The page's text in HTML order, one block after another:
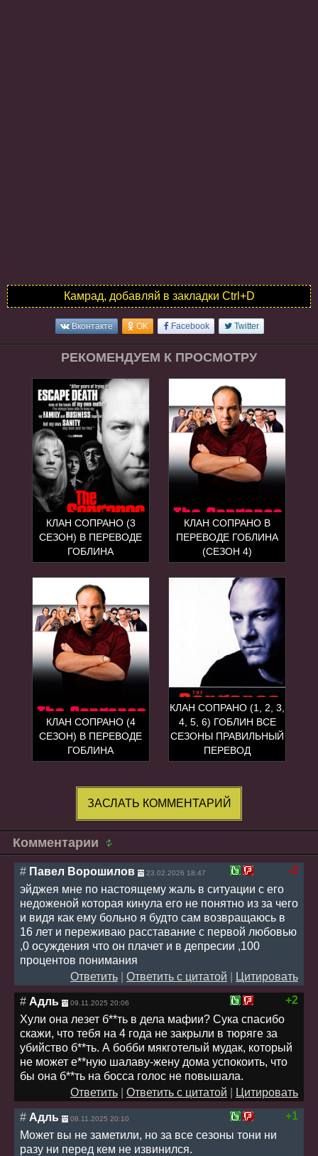
Камрад, добавляй в закладки Ctrl+D
Вконтакте OK Facebook Twitter
РЕКОМЕНДУЕМ К ПРОСМОТРУ
КЛАН СОПРАНО (3
СЕЗОН) В ПЕРЕВОДЕ
ГОБЛИНА
КЛАН СОПРАНО В
ПЕРЕВОДЕ ГОБЛИНА
(СЕЗОН 4)
КЛАН СОПРАНО (4
СЕЗОН) В ПЕРЕВОДЕ
ГОБЛИНА
КЛАН СОПРАНО (1, 2, 3,
4, 5, 6) ГОБЛИН ВСЕ
СЕЗОНЫ ПРАВИЛЬНЫЙ
ПЕРЕВОД
ЗАСЛАТЬ КОММЕНТАРИЙ
Комментарии
-2
# Павел Ворошилов 23.02.2026 18:47
эйджея мне по настоящему жаль в ситуации с его
недоженой которая кинула его не понятно из за чего
и видя как ему больно я будто сам возвращаюсь в
16 лет и переживаю расставание с первой любовью
,0 осуждения что он плачет и в депресии ,100
процентов понимания
Ответить
Ответить с цитатой
Цитировать
+2
# Адль 09.11.2025 20:06
Хули она лезет б**ть в дела мафии? Сука спасибо
скажи, что тебя на 4 года не закрыли в тюряге за
убийство б**ть. А бобби мякготелый мудак, который
не может е**ную шалаву-жену дома успокоить, что
бы она б**ть на босса голос не повышала.
Ответить
Ответить с цитатой
Цитировать
+1
# Адль 08.11.2025 20:10
Может вы не заметили, но за все сезоны тони ни
разу ни перед кем не извинился.